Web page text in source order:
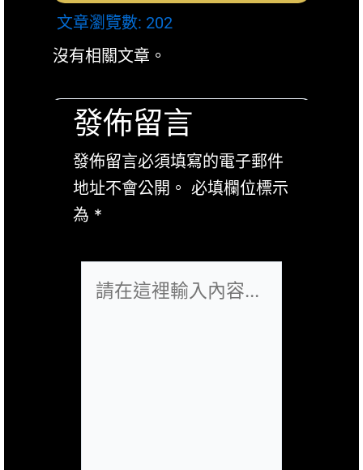
文章瀏覽數: 202
沒有相關文章。
發佈留言
發佈留言必須填寫的電子郵件
地址不會公開。 必填欄位標示
為 *